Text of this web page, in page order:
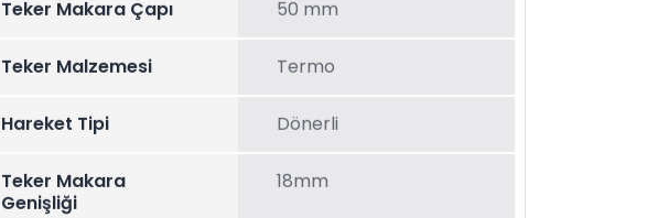
Teker Makara Çapı 50 mm
Teker Malzemesi Termo
Hareket Tipi Dönerli
Teker Makara
Genişliği
18mm